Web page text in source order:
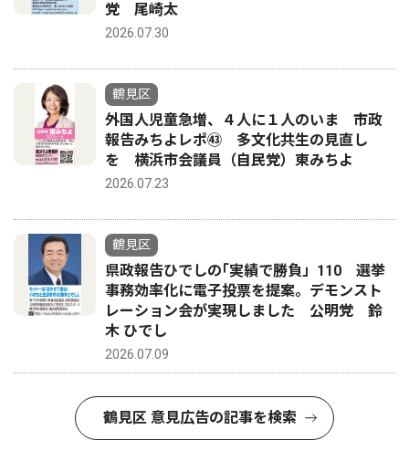
党 尾崎太
2026.07.30
鶴見区
外国人児童急増、４人に１人のいま 市政
報告みちよレポ㊸ 多文化共生の見直し
を 横浜市会議員（自民党）東みちよ
2026.07.23
鶴見区
県政報告ひでしの｢実績で勝負」110 選挙
事務効率化に電子投票を提案。デモンスト
レーション会が実現しました 公明党 鈴
木 ひでし
2026.07.09
鶴見区 意見広告の記事を検索